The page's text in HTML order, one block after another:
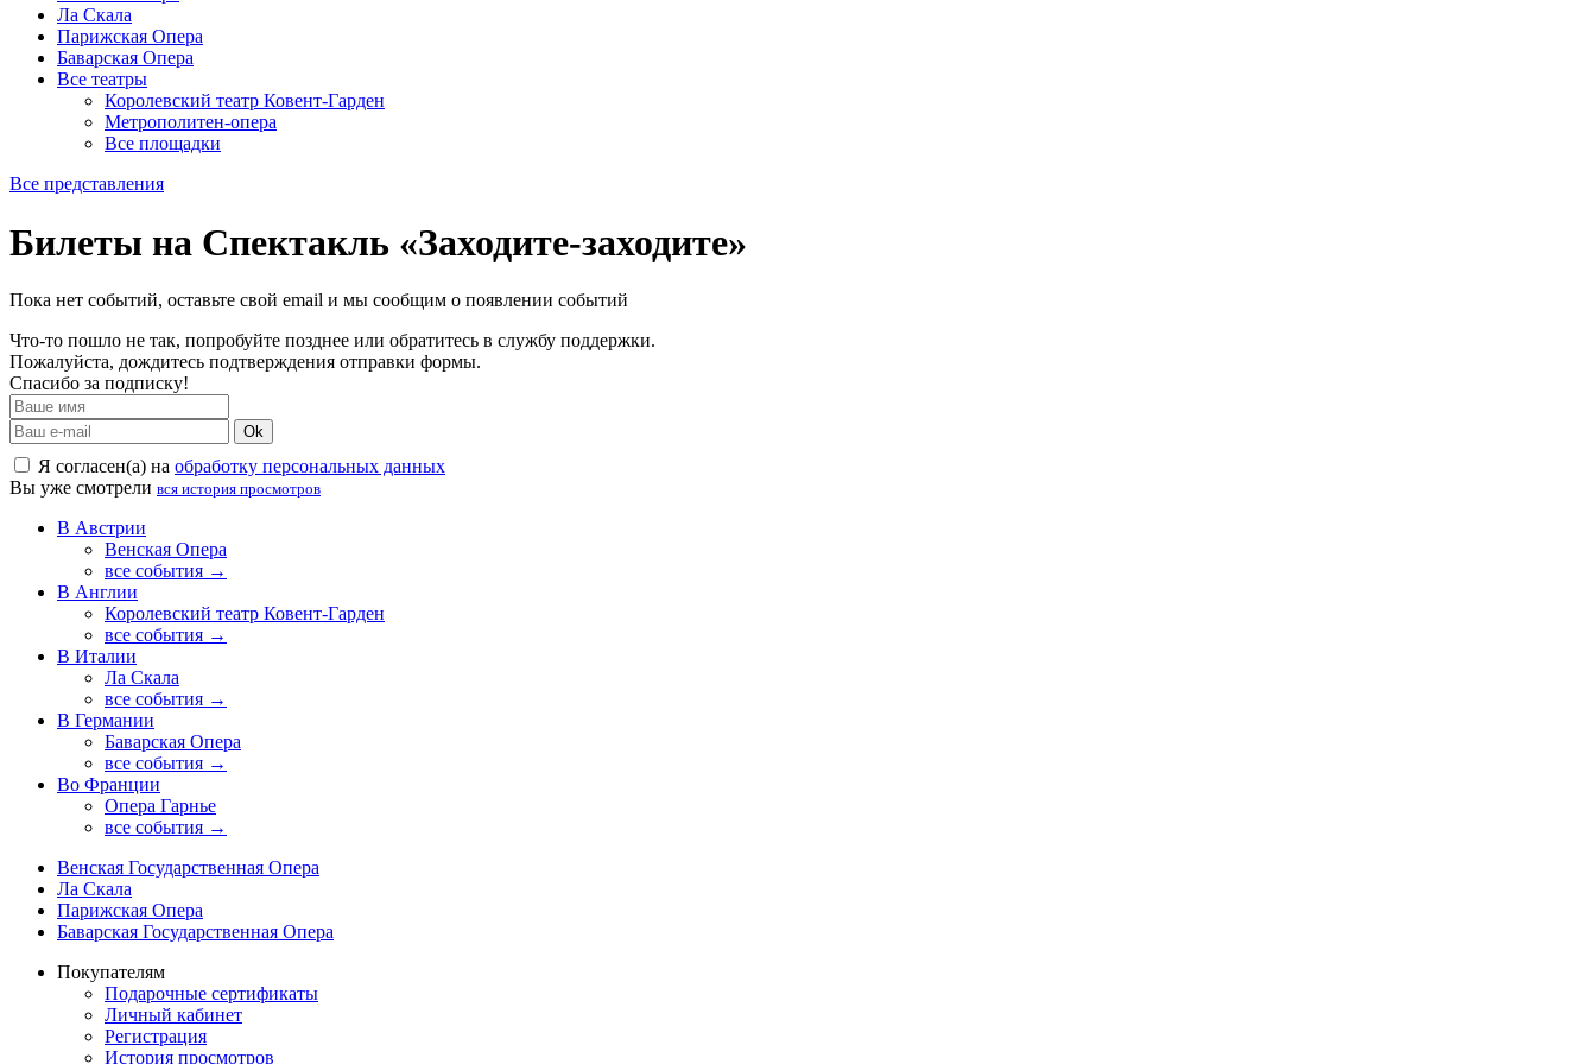
Ла Скала
Парижская Опера
Баварская Опера
Все театры
Королевский театр Ковент-Гарден
Метрополитен-опера
Все площадки
Все представления
Билеты на Спектакль «Заходите-заходите»
Пока нет событий, оставьте свой email и мы сообщим о появлении событий
Что-то пошло не так, попробуйте позднее или обратитесь в службу поддержки.
Пожалуйста, дождитесь подтверждения отправки формы.
Спасибо за подписку!
Ok
Я согласен(а) на обработку персональных данных
Вы уже смотрели вся история просмотров
В Австрии
Венская Опера
все события →
В Англии
Королевский театр Ковент-Гарден
все события →
В Италии
Ла Скала
все события →
В Германии
Баварская Опера
все события →
Во Франции
Опера Гарнье
все события →
Венская Государственная Опера
Ла Скала
Парижская Опера
Баварская Государственная Опера
Покупателям
Подарочные сертификаты
Личный кабинет
Регистрация
История просмотров